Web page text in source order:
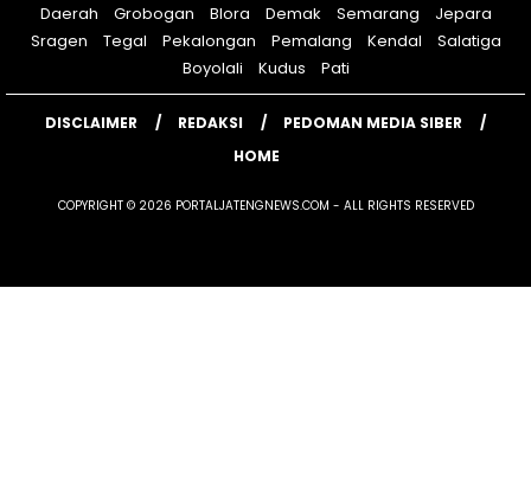
Daerah
Grobogan Blora Demak Semarang
Jepara
Sragen
Tegal Pekalongan Pemalang Kendal
Salatiga
Boyolali
Kudus Pati
DISCLAIMER REDAKSI
PEDOMAN MEDIA SIBER
HOME
COPYRIGHT © 2026 PORTALJATENGNEWS.COM - ALL RIGHTS RESERVED